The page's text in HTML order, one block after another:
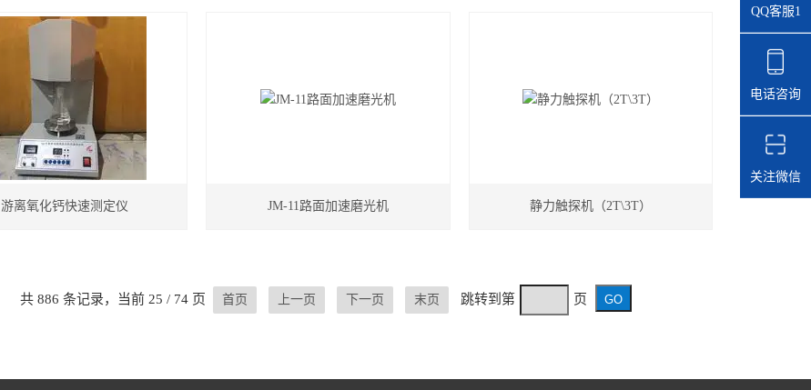
游离氧化钙快速测定仪 JM-11路面加速磨光机 静力触探机（2T\3T）
共 886 条记录，当前 25 / 74 页 首页 上一页 下一页 末页 跳转到第 页
QQ客服1
电话咨询
关注微信